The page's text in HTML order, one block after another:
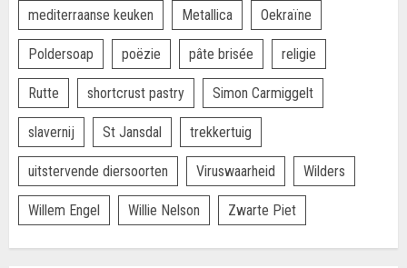
mediterraanse keuken Metallica Oekraïne
Poldersoap poëzie pâte brisée religie
Rutte shortcrust pastry Simon Carmiggelt
slavernij St Jansdal trekkertuig
uitstervende diersoorten Viruswaarheid Wilders
Willem Engel Willie Nelson Zwarte Piet